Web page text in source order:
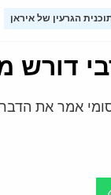
הגרעין של איראן
דורש
אמר את